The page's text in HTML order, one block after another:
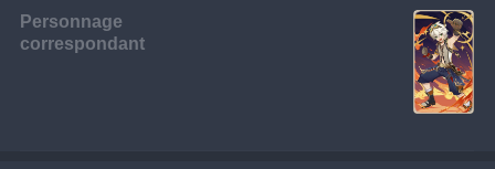
Personnage
correspondant